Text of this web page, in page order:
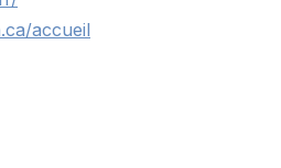
accueil